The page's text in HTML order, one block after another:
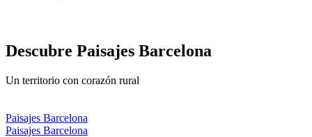
Descubre Paisajes Barcelona
Un territorio con corazón rural
Paisajes Barcelona
Paisajes Barcelona